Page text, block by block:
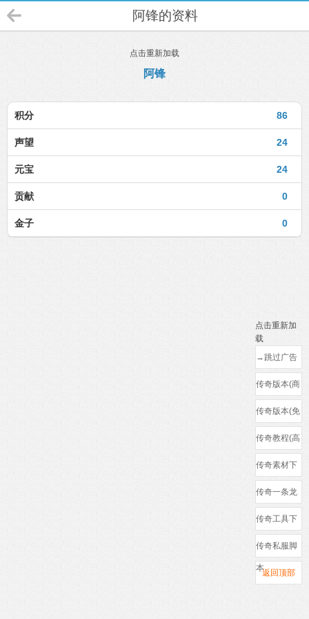
阿锋的资料
点击重新加载
阿锋
86
积分
24
声望
24
元宝
0
贡献
0
金子
点击重新加
载
→跳过广告
←
传奇版本(商
业)
传奇版本(免
费)
传奇教程(高
清)
传奇素材下
载
传奇一条龙
(防骗)
传奇工具下
载
传奇私服脚
本返回顶部